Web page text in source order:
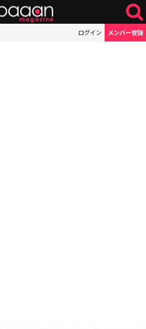
ログイン メンバー登録